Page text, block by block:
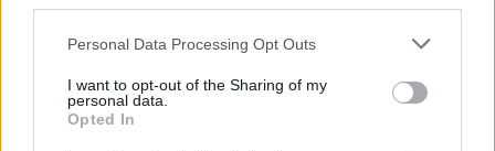
Personal Data Processing Opt Outs
I want to opt-out of the Sharing of my
personal data.
Opted In